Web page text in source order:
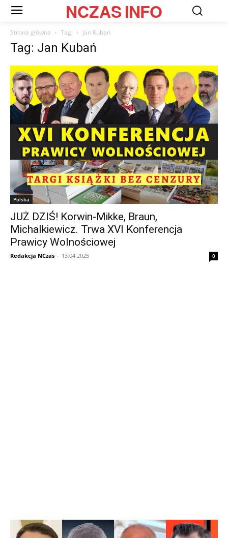
NCZASINFO
Strona główna Tagi Jan Kubań
Tag: Jan Kubań
Polska
JUŻ DZIŚ! Korwin-Mikke, Braun,
Michalkiewicz. Trwa XVI Konferencja
Prawicy Wolnościowej
Redakcja NCzas - 13.04.2025 0